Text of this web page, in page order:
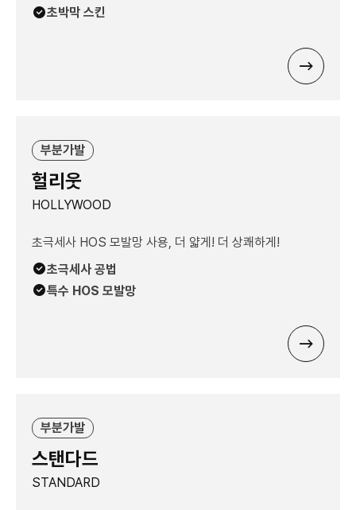
초박막 스킨
부분가발
헐리웃
HOLLYWOOD
초극세사 HOS 모발망 사용, 더 얇게! 더 상쾌하게!
초극세사 공법
특수 HOS 모발망
부분가발
스탠다드
STANDARD